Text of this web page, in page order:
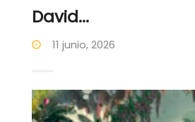
David...
11 junio, 2026